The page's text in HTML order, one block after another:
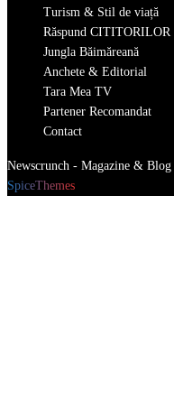
Turism & Stil de viață
Răspund CITITORILOR
Jungla Băimăreană
Anchete & Editorial
Tara Mea TV
Partener Recomandat
Contact
Newscrunch - Magazine & Blog
SpiceThemes